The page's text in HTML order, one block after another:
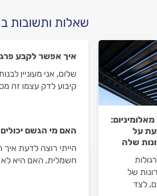
על
שלה
של
לצד
שאלות ותשובות
איך אפשר לקבע
שלום, אני מעוניין
קיבוע לדק עצמו זה
האם מי הגשם
הייתי רוצה לדעת
חשמלית, האם היא לא